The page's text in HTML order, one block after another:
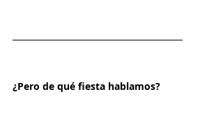
¿Pero de qué fiesta hablamos?